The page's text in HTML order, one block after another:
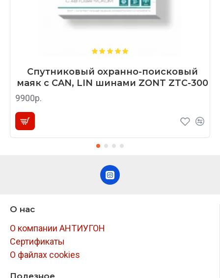
Спутниковый охранно-поисковый
маяк с CAN, LIN шинами ZONT ZTC-300
9900р.
О нас
О компании АНТИУГОН
Сертификаты
О файлах cookies